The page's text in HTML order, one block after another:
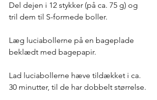
Del dejen i 12 stykker (på ca. 75 g) og
tril dem til S-formede boller.
Læg luciabollerne på en bageplade
beklædt med bagepapir.
Lad luciabollerne hæve tildækket i ca.
30 minutter, til de har dobbelt størrelse.